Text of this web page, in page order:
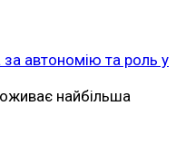
за автономію та роль у
найбільша